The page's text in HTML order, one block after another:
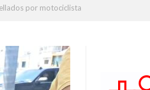
por motociclista